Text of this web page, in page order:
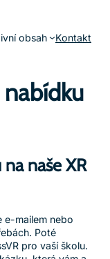
obsah
Kontakt
naše XR
e-mailem nebo
Poté
pro vaší školu.